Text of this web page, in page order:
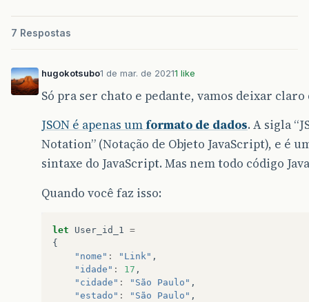
7 Respostas
hugokotsubo1 de mar. de 20211 like
Só pra ser chato e pedante, vamos deixar claro
JSON é apenas um formato de dados. A sigla
Notation” (Notação de Objeto JavaScript), e é
sintaxe do JavaScript. Mas nem todo código
Quando você faz isso:
let User_id_1 =
{
"nome" : "Link" ,
"idade" : 17 ,
"cidade" : "São Paulo" ,
"estado" : "São Paulo" ,